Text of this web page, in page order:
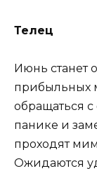
Телец
Июнь станет
прибыльных
обращаться
панике и
проходят
Ожидаются